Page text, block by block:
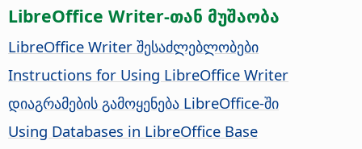
LibreOffice Writer-თან მუშაობა
LibreOffice Writer შესაძლებლობები
Instructions for Using LibreOffice Writer
დიაგრამების გამოყენება LibreOffice-ში
Using Databases in LibreOffice Base